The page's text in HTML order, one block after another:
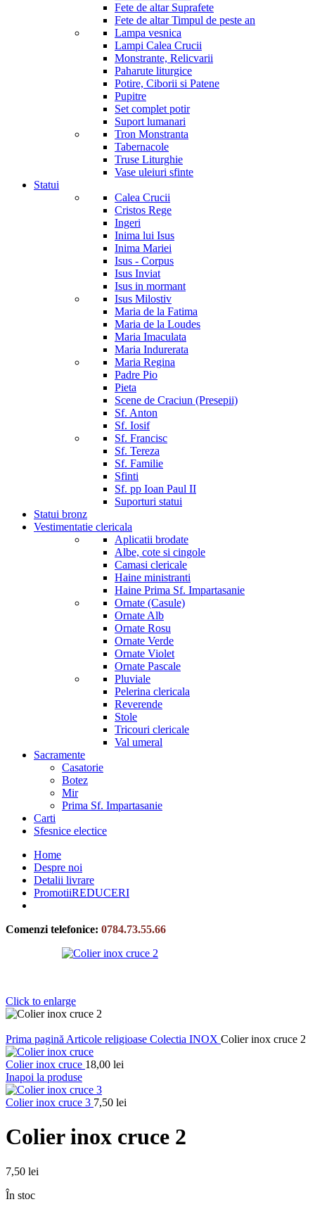
Fete de altar Suprafete
Fete de altar Timpul de peste an
Lampa vesnica
Lampi Calea Crucii
Monstrante, Relicvarii
Paharute liturgice
Potire, Ciborii si Patene
Pupitre
Set complet potir
Suport lumanari
Tron Monstranta
Tabernacole
Truse Liturghie
Vase uleiuri sfinte
Statui
Calea Crucii
Cristos Rege
Ingeri
Inima lui Isus
Inima Mariei
Isus - Corpus
Isus Inviat
Isus in mormant
Isus Milostiv
Maria de la Fatima
Maria de la Loudes
Maria Imaculata
Maria Indurerata
Maria Regina
Padre Pio
Pieta
Scene de Craciun (Presepii)
Sf. Anton
Sf. Iosif
Sf. Francisc
Sf. Tereza
Sf. Familie
Sfinti
Sf. pp Ioan Paul II
Suporturi statui
Statui bronz
Vestimentatie clericala
Aplicatii brodate
Albe, cote si cingole
Camasi clericale
Haine ministranti
Haine Prima Sf. Impartasanie
Ornate (Casule)
Ornate Alb
Ornate Rosu
Ornate Verde
Ornate Violet
Ornate Pascale
Pluviale
Pelerina clericala
Reverende
Stole
Tricouri clericale
Val umeral
Sacramente
Casatorie
Botez
Mir
Prima Sf. Impartasanie
Carti
Sfesnice electice
Home
Despre noi
Detalii livrare
PromotiiREDUCERI
Comenzi telefonice: 0784.73.55.66
Click to enlarge
Prima pagină Articole religioase Colectia INOX Colier inox cruce 2
Colier inox cruce 18,00 lei
Inapoi la produse
Colier inox cruce 3 7,50 lei
Colier inox cruce 2
7,50 lei
În stoc